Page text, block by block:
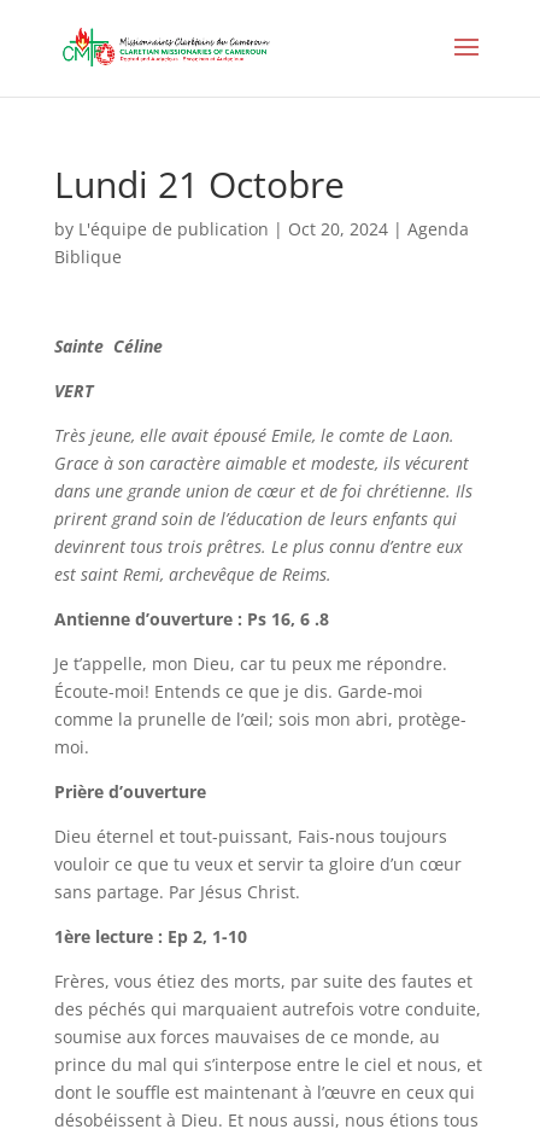
Lundi 21 Octobre
by L'équipe de publication | Oct 20, 2024| Agenda
Biblique
SainteCéline
VERT
Très jeune, elle avait épousé Emile, le comte de Laon.
Grace à son caractère aimable et modeste, ils vécurent
dans une grande union de cœur et de foi chrétienne. Ils
prirent grand soin de l’éducation de leurs enfants qui
devinrent tous trois prêtres. Le plus connu d’entre eux
est saint Remi, archevêque de Reims.
Antienne d’ouverture : Ps 16, 6 .8
Je t’appelle, mon Dieu, car tu peux me répondre.
Écoute-moi! Entends ce que je dis. Garde-moi
comme la prunelle de l’œil; sois mon abri, protège-
moi.
Prière d’ouverture
Dieu éternel et tout-puissant, Fais-nous toujours
vouloir ce que tu veux et servir ta gloire d’un cœur
sans partage. Par Jésus Christ.
1ère lecture : Ep 2, 1-10
Frères, vous étiez des morts, par suite des fautes et
des péchés qui marquaient autrefois votre conduite,
soumise aux forces mauvaises de ce monde, au
prince du mal qui s’interpose entre le ciel et nous, et
dont le souffle est maintenant à l’œuvre en ceux qui
désobéissent à Dieu. Et nous aussi, nous étions tous